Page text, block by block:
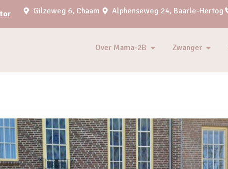
Gilzeweg 6, Chaam Alphenseweg 24, Baarle-Hertog
Over Mama-2B Zwanger